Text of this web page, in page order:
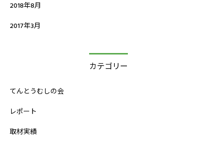
2018年8月
2017年3月
カテゴリー
てんとうむしの会
レポート
取材実績